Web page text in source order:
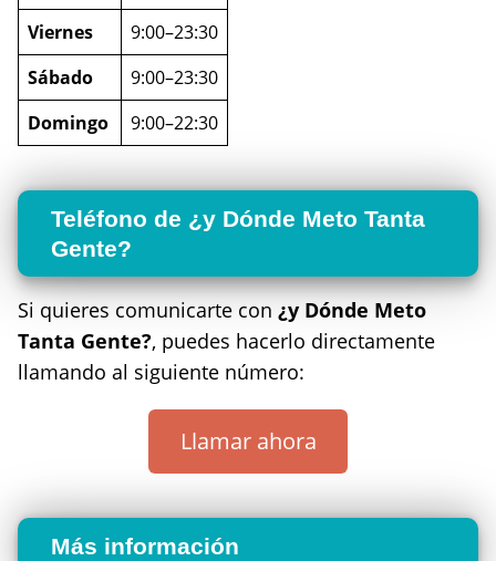
Viernes
9:00–23:30
Sábado
9:00–23:30
Domingo
9:00–22:30
Teléfono de ¿y Dónde Meto Tanta
Gente?
Si quieres comunicarte con ¿y Dónde Meto
Tanta Gente?, puedes hacerlo directamente
llamando al siguiente número:
Llamar ahora
Más información